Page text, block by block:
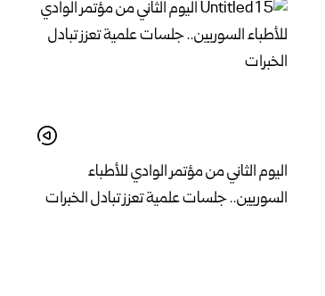
اليوم الثاني من مؤتمر الوادي للأطباء
السوريين.. جلسات علمية تعزز تبادل الخبرات